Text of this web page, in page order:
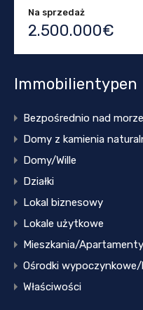
Na sprzedaż
2.500.000€
Immobilientypen
Bezpośrednio nad
Domy z kamienia
Domy/Wille
Działki
Lokal biznesowy
Lokale użytkowe
Mieszkania/Apartamenty
Ośrodki
Właściwości